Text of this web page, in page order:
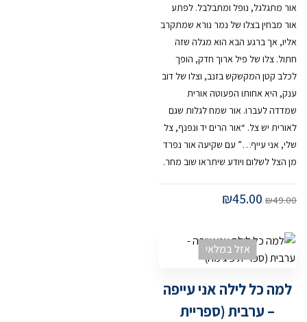
אור מתגלגל, נופל ומתבלבל. לפתע
אור מבחין בצלו של נמר נורא שמתקרב
אליו, אך ברגע הבא הוא מגלה שזה
חתול. צלו של פיל ארוך חדק, הופך
לכלב קטן המקשקש בזנב, וצלו של דוב
ענק, היא אחותו הפעוטה אורית
שמדדה לעברו. אור שמח לגלות שגם
לאורית יש צל. “אור הרים יד ונפנף, צל
שלי, אני עייף…” עם שקיעה אור נפרד
מן הצל לשלום ויודע שיתראו שוב מחר.
₪49.00
₪45.00
אזל במלאי
למה כל לילה אני עייפה
– ערבית (ספריית